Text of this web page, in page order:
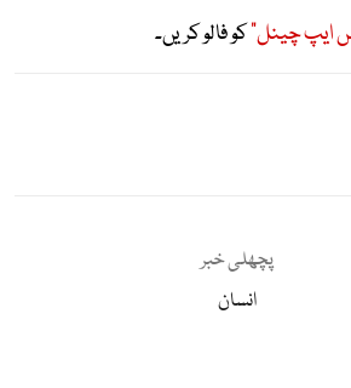
ایپ چینل"کو فالو کریں۔
پچھلی خبر
انسان